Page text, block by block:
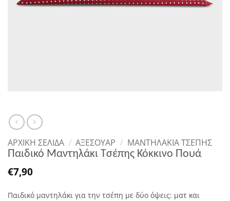
ΑΡΧΙΚΉ ΣΕΛΊΔΑ / ΑΞΕΣΟΥΑΡ / ΜΑΝΤΗΛΆΚΙΑ ΤΣΈΠΗΣ
Παιδικό Μαντηλάκι Τσέπης Κόκκινο Πουά
€7,90
Παιδικό μαντηλάκι για την τσέπη με δύο όψεις: ματ και